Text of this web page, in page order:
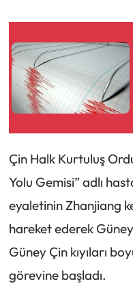
Çin Halk Kurtuluş
Yolu Gemisi” adlı
eyaletinin Zhanjiang
hareket ederek
Güney Çin kıyıları
görevine başladı.